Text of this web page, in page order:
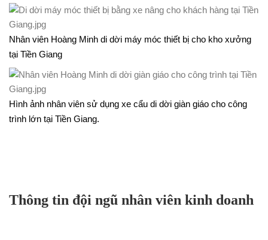
Nhân viên Hoàng Minh di dời máy móc thiết bị cho kho xưởng
tại Tiền Giang
Hình ảnh nhân viên sử dụng xe cẩu di dời giàn giáo cho công
trình lớn tại Tiền Giang.
Thông tin đội ngũ nhân viên kinh doanh